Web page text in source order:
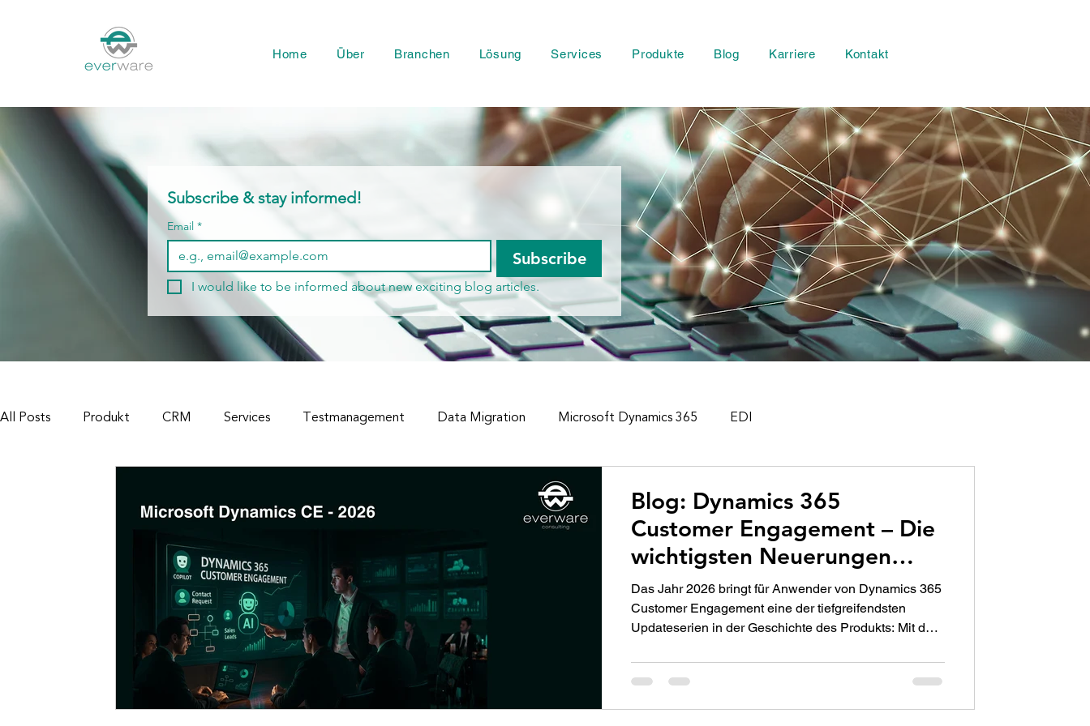
Home Über Branchen Lösung Services Produkte Blog Karriere Kontakt
Email *
Subscribe
I would like to be informed about new exciting blog articles.
All Posts Produkt CRM Services Testmanagement Data Migration Microsoft Dynamics 365 EDI
Business central
D365 Customer Engagement ERP Strategie batch job framework D365 D365
Blog: Dynamics 365
Customer Engagement – Die
wichtigsten Neuerungen
2026
Das Jahr 2026 bringt für Anwender von Dynamics 365
Customer Engagement eine der tiefgreifendsten
Updateserien in der Geschichte des Produkts: Mit der
September 2026 ausgerollt wird, setzt Microsoft einen
klaren Schwerpunkt auf künstliche Intelligenz (AI),
Copilot‑Integration und proaktive Automatisierung in